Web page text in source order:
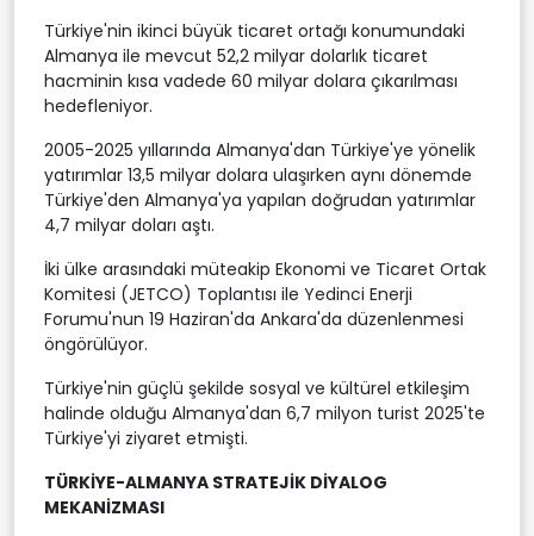
Türkiye'nin ikinci büyük ticaret ortağı konumundaki
Almanya ile mevcut 52,2 milyar dolarlık ticaret
hacminin kısa vadede 60 milyar dolara çıkarılması
hedefleniyor.
2005-2025 yıllarında Almanya'dan Türkiye'ye yönelik
yatırımlar 13,5 milyar dolara ulaşırken aynı dönemde
Türkiye'den Almanya'ya yapılan doğrudan yatırımlar
4,7 milyar doları aştı.
İki ülke arasındaki müteakip Ekonomi ve Ticaret Ortak
Komitesi (JETCO) Toplantısı ile Yedinci Enerji
Forumu'nun 19 Haziran'da Ankara'da düzenlenmesi
öngörülüyor.
Türkiye'nin güçlü şekilde sosyal ve kültürel etkileşim
halinde olduğu Almanya'dan 6,7 milyon turist 2025'te
Türkiye'yi ziyaret etmişti.
TÜRKİYE-ALMANYA STRATEJİK DİYALOG
MEKANİZMASI